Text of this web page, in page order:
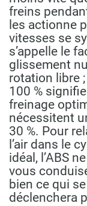
freins
les actionne
vitesses se
s’appelle le
glissement
rotation libre
100 %
freinage
nécessitent
30 %. Pour
l’air dans le
idéal, l’ABS
vous
bien ce qui
déclenchera